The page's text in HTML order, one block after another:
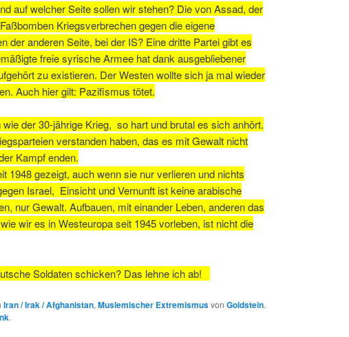
auf welcher Seite sollen wir stehen? Die von Assad, der
Kriegsverbrechen gegen die eigene
der anderen Seite, bei der IS? Eine dritte Partei gibt es
freie syrische Armee hat dank ausgebliebener
zu existieren. Der Westen wollte sich ja mal wieder
Auch hier gilt: Pazifismus tötet.
der 30-jährige Krieg, so hart und brutal es sich anhört.
verstanden haben, das es mit Gewalt nicht
Kampf enden.
1948 gezeigt, auch wenn sie nur verlieren und nichts
Israel, Einsicht und Vernunft ist keine arabische
nur Gewalt. Aufbauen, mit einander Leben, anderen das
wir es in Westeuropa seit 1945 vorleben, ist nicht die
Soldaten schicken? Das lehne ich ab!
Iran / Irak / Afghanistan, Muslemischer Extremismusvon Goldstein.
.